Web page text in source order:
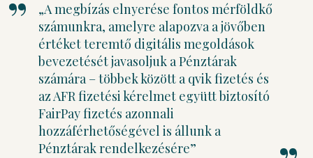
„A megbízás elnyerése fontos mérföldkő
számunkra, amelyre alapozva a jövőben
értéket teremtő digitális megoldások
bevezetését javasoljuk a Pénztárak
számára – többek között a qvik fizetés és
az AFR fizetési kérelmet együtt biztosító
FairPay fizetés azonnali
hozzáférhetőségével is állunk a
Pénztárak rendelkezésére”